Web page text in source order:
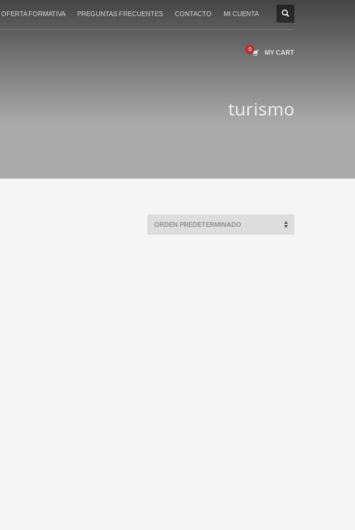
OFERTA FORMATIVA PREGUNTAS FRECUENTES CONTACTO MI CUENTA
MY CART
turismo